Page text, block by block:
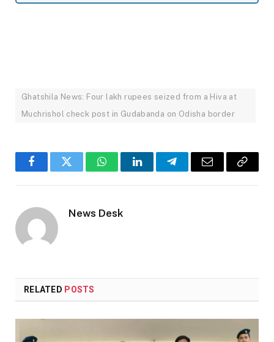
Ghatshila News: Four lakh rupees seized from a Hiva at
Muchrishol check post in Gudabanda on Odisha border
FacebookTwitter WhatsAppLinkedInTelegramEmail
Copy
News Desk
RELATED POSTS